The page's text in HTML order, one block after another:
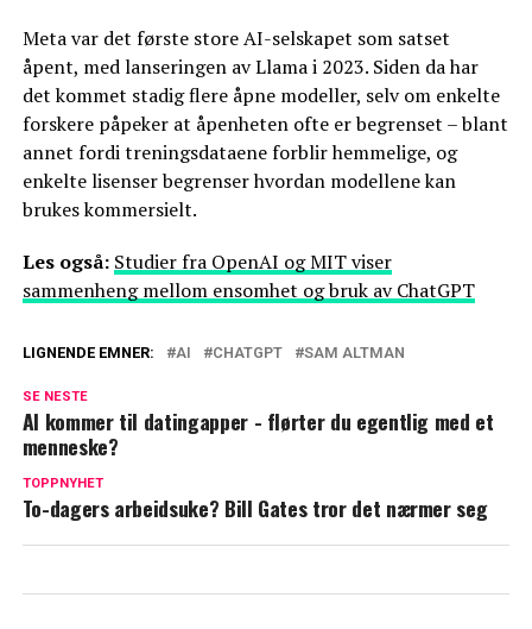
Meta var det første store AI-selskapet som satset
åpent, med lanseringen av Llama i 2023. Siden da har
det kommet stadig flere åpne modeller, selv om enkelte
forskere påpeker at åpenheten ofte er begrenset – blant
annet fordi treningsdataene forblir hemmelige, og
enkelte lisenser begrenser hvordan modellene kan
brukes kommersielt.
Les også: Studier fra OpenAI og MIT viser
sammenheng mellom ensomhet og bruk av ChatGPT
LIGNENDE EMNER: AI CHATGPT SAM ALTMAN
SE NESTE
AI kommer til datingapper - flørter du egentlig med et
menneske?
TOPPNYHET
To-dagers arbeidsuke? Bill Gates tror det nærmer seg